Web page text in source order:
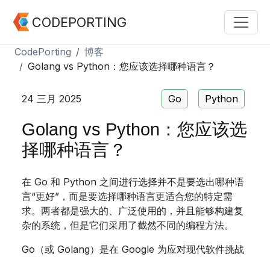
CODEPORTING
CodePorting
博客
Golang vs Python：您应该选择哪种语言？
24 三月 2025 Go Python
Golang vs Python：您应该选
择哪种语言？
在 Go 和 Python 之间进行选择并不是要选出哪种语
言“更好”，而是要选择哪种语言更适合您的特定需
求。两者都是强大的、广泛使用的，并且能够构建复
杂的系统，但是它们采用了截然不同的编程方法。
Go（或 Golang）是在 Google 为应对现代软件挑战